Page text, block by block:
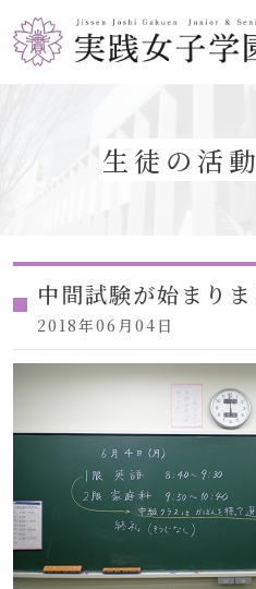
生徒の活
中間試験が始まりま
2018年06月04日